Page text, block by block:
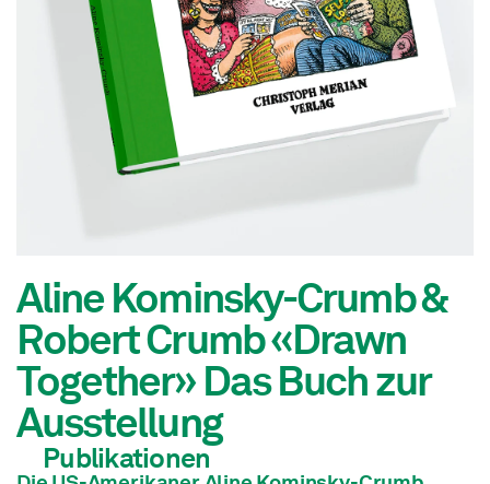
Aline Kominsky-Crumb &
Robert Crumb «Drawn
Together» Das Buch zur
Ausstellung
Publikationen